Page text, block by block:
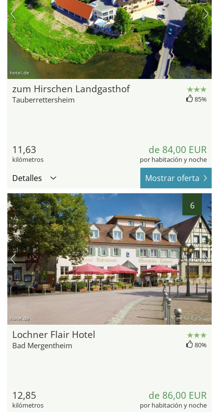
hotel.de
zum Hirschen Landgasthof
Tauberrettersheim 85%
11,63
kilómetros
de 84,00 EUR
por habitación y noche
Detalles Mostrar oferta
6
hotel.de
Lochner Flair Hotel
Bad Mergentheim 80%
12,85
kilómetros
de 86,00 EUR
por habitación y noche